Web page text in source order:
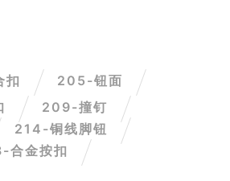
扣
205-钮面
209-撞钉
214-铜线脚钮
合金按扣